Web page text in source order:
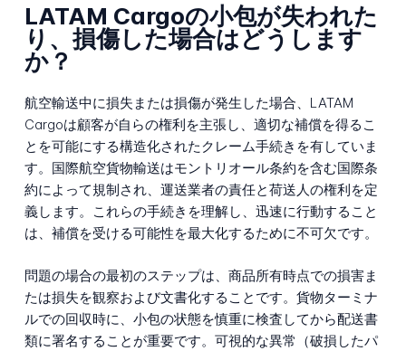
LATAM Cargoの小包が失われた
り、損傷した場合はどうします
か？
航空輸送中に損失または損傷が発生した場合、LATAM
Cargoは顧客が自らの権利を主張し、適切な補償を得るこ
とを可能にする構造化されたクレーム手続きを有していま
す。国際航空貨物輸送はモントリオール条約を含む国際条
約によって規制され、運送業者の責任と荷送人の権利を定
義します。これらの手続きを理解し、迅速に行動すること
は、補償を受ける可能性を最大化するために不可欠です。
問題の場合の最初のステップは、商品所有時点での損害ま
たは損失を観察および文書化することです。貨物ターミナ
ルでの回収時に、小包の状態を慎重に検査してから配送書
類に署名することが重要です。可視的な異常（破損したパ